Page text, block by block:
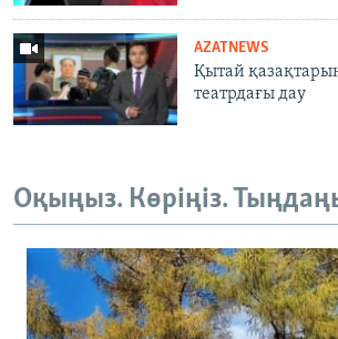
AZATNEWS
Қытай
театрдағы дау
Оқыңыз. Көріңіз.